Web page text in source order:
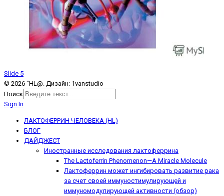
Slide 5
© 2026 "HL@. Дизайн: 1vanstudio
Поиск
Sign In
ЛАКТОФЕРРИН ЧЕЛОВЕКА (HL)
БЛОГ
ДАЙДЖЕСТ
Иностранные исследования лактоферрина
The Lactoferrin Phenomenon—A Miracle Molecule
Лактоферрин может ингибировать развитие рака
за счет своей иммуностимулирующей и
иммуномодулирующей активности (обзор)